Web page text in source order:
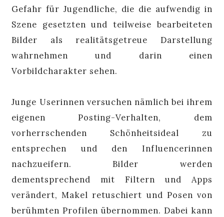
Gefahr für Jugendliche, die die aufwendig in
Szene gesetzten und teilweise bearbeiteten
Bilder als realitätsgetreue Darstellung
wahrnehmen und darin einen
Vorbildcharakter sehen.
Junge Userinnen versuchen nämlich bei ihrem
eigenen Posting-Verhalten, dem
vorherrschenden Schönheitsideal zu
entsprechen und den Influencerinnen
nachzueifern. Bilder werden
dementsprechend mit Filtern und Apps
verändert, Makel retuschiert und Posen von
berühmten Profilen übernommen. Dabei kann